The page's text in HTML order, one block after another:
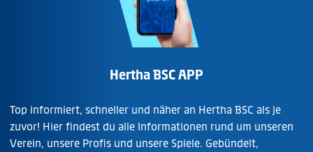
Hertha BSC APP
Top informiert, schneller und näher an Hertha BSC als je
zuvor! Hier findest du alle Informationen rund um unseren
Verein, unsere Profis und unsere Spiele. Gebündelt,